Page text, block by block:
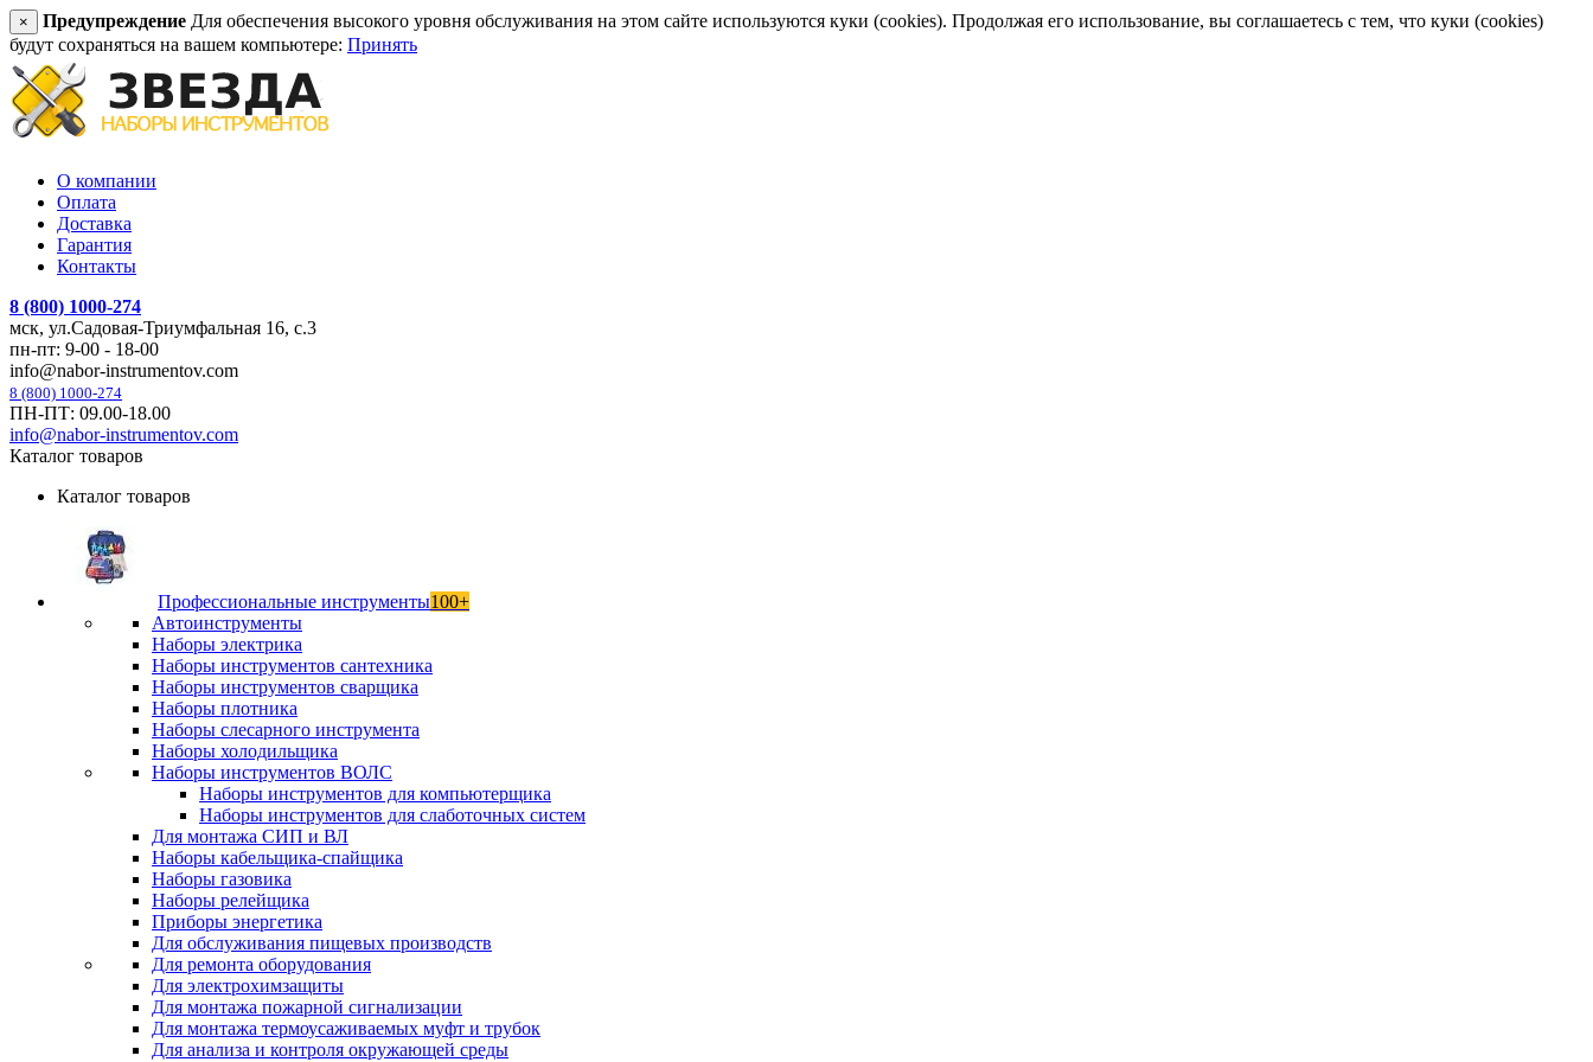
× Предупреждение Для обеспечения высокого уровня обслуживания на этом сайте используются куки (cookies). Продолжая его использование, вы соглашаетесь с тем, что куки (cookies)
будут сохраняться на вашем компьютере: Принять
О компании
Оплата
Доставка
Гарантия
Контакты
8 (800) 1000-274
мск, ул.Садовая-Триумфальная 16, с.3
пн-пт: 9-00 - 18-00
info@nabor-instrumentov.com
8 (800) 1000-274
ПН-ПТ: 09.00-18.00
info@nabor-instrumentov.com
Каталог товаров
Каталог товаров
Профессиональные инструменты100+
Автоинструменты
Наборы электрика
Наборы инструментов сантехника
Наборы инструментов сварщика
Наборы плотника
Наборы слесарного инструмента
Наборы холодильщика
Наборы инструментов ВОЛС
Наборы инструментов для компьютерщика
Наборы инструментов для слаботочных систем
Для монтажа СИП и ВЛ
Наборы кабельщика-спайщика
Наборы газовика
Наборы релейщика
Приборы энергетика
Для обслуживания пищевых производств
Для ремонта оборудования
Для электрохимзащиты
Для монтажа пожарной сигнализации
Для монтажа термоусаживаемых муфт и трубок
Для анализа и контроля окружающей среды